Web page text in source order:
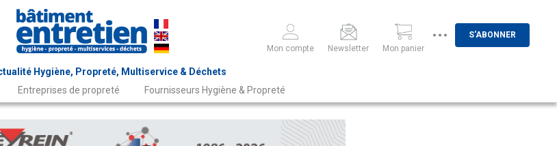
Hygiène, Propreté, Multiservice & Déchets
Mon compte Newsletter Mon panier
S'ABONNER
Entreprises de propreté Fournisseurs Hygiène & Propreté